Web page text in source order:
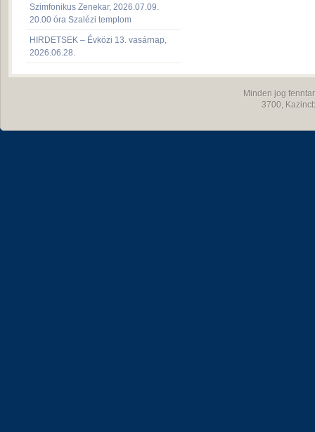
Szimfonikus Zenekar, 2026.07.09.
20.00 óra Szalézi templom
HIRDETSEK – Évközi 13. vasárnap,
2026.06.28.
Minden jog
3700,